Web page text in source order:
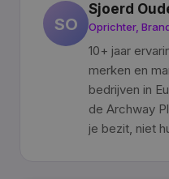
SO
Sjoerd
Oprichter,
10+ jaar
merken en
bedrijven in
de Archway
je bezit, niet